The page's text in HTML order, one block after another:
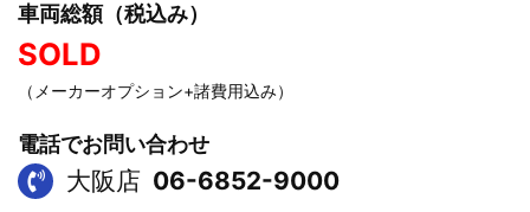
車両総額（税込み）
SOLD
（メーカーオプション+諸費用込み）
電話でお問い合わせ
大阪店 06-6852-9000